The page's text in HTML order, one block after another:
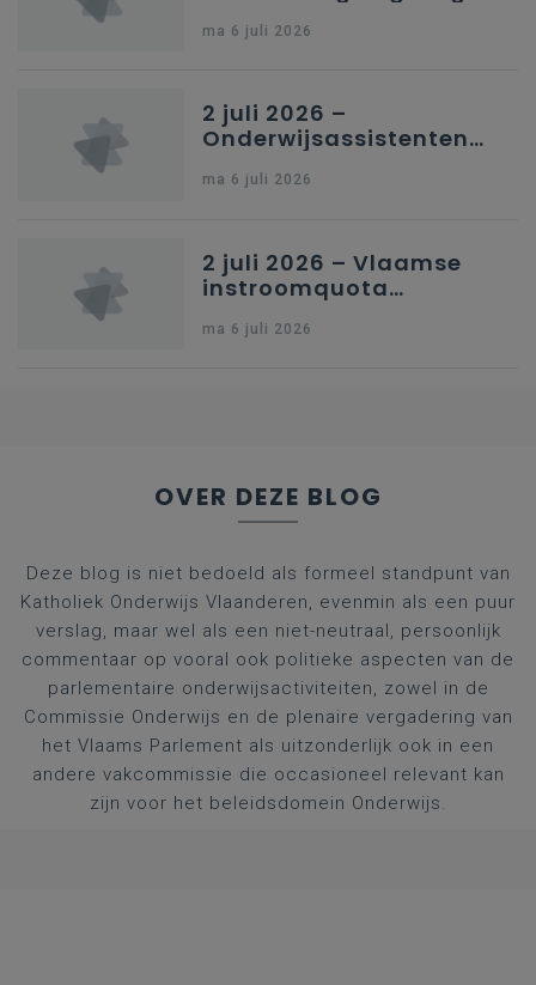
secundair onderwijs in
ma 6 juli 2026
2 juli 2026 –
Onderwijsassistenten
kleuteronderwijs
ma 6 juli 2026
2 juli 2026 – Vlaamse
instroomquota
federale RIZIV-
ma 6 juli 2026
OVER DEZE BLOG
Deze blog is niet bedoeld als formeel standpunt van
Katholiek Onderwijs Vlaanderen, evenmin als een puur
verslag, maar wel als een niet-neutraal, persoonlijk
commentaar op vooral ook politieke aspecten van de
parlementaire onderwijsactiviteiten, zowel in de
Commissie Onderwijs en de plenaire vergadering van
het Vlaams Parlement als uitzonderlijk ook in een
andere vakcommissie die occasioneel relevant kan
zijn voor het beleidsdomein Onderwijs.